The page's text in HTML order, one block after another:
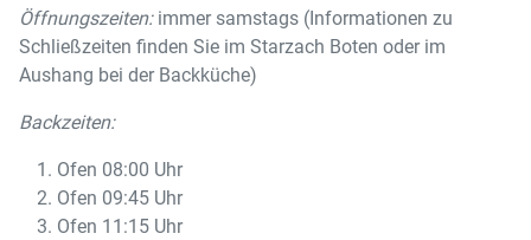
Öffnungszeiten:immer samstags (Informationen zu
Schließzeiten finden Sie im Starzach Boten oder im
Aushang bei der Backküche)
Backzeiten:
Ofen 08:00 Uhr
Ofen 09:45 Uhr
Ofen 11:15 Uhr